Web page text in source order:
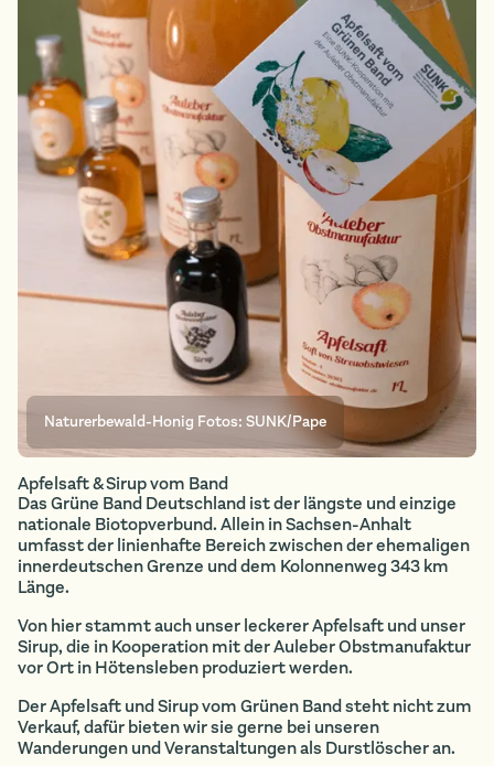
Naturerbewald-Honig Fotos: SUNK/Pape
Apfelsaft & Sirup vom Band
Das Grüne Band Deutschland ist der längste und einzige
nationale Biotopverbund. Allein in Sachsen-Anhalt
umfasst der linienhafte Bereich zwischen der ehemaligen
innerdeutschen Grenze und dem Kolonnenweg 343 km
Länge.
Von hier stammt auch unser leckerer Apfelsaft und unser
Sirup, die in Kooperation mit der Auleber Obstmanufaktur
vor Ort in Hötensleben produziert werden.
Der Apfelsaft und Sirup vom Grünen Band steht nicht zum
Verkauf, dafür bieten wir sie gerne bei unseren
Wanderungen und Veranstaltungen als Durstlöscher an.